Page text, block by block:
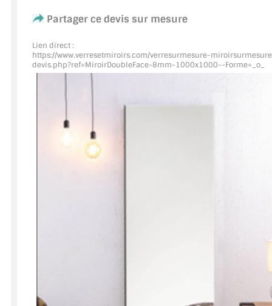
ACCESSOIRES & QUINCAILLERIE
LES PROFILS PAROI DE VERRE
PLATS ET CORNIÈRES
BARRES DE STABILISATION
Partager ce devis sur mesure
Lien direct :
https://www.verresetmiroirs.com/verresurmesure-
devis.php?ref=MiroirDoubleFace-8mm-1000x1000--Forme=_o_